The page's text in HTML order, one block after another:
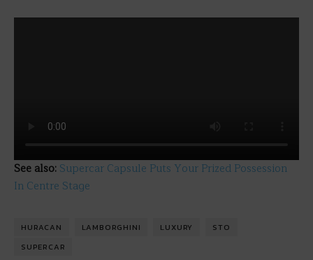
See also: Supercar Capsule Puts Your Prized Possession
In Centre Stage
HURACAN LAMBORGHINI LUXURY
STO
SUPERCAR